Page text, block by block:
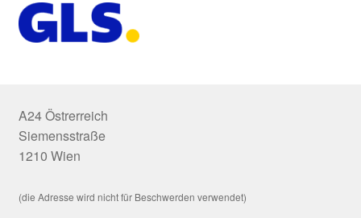
A24 Östrerreich
Siemensstraße
1210 Wien
(die Adresse wird nicht für Beschwerden verwendet)